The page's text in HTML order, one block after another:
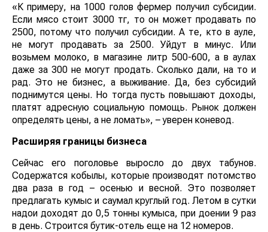
«К примеру, на 1000 голов фермер получил субсидии.
Если мясо стоит 3000 тг, то он может продавать по
2500, потому что получил субсидии. А те, кто в ауле,
не могут продавать за 2500. Уйдут в минус. Или
возьмем молоко, в магазине литр 500-600, а в аулах
даже за 300 не могут продать. Сколько дали, на то и
рад. Это не бизнес, а выживание. Да, без субсидий
поднимутся цены. Но тогда пусть повышают доходы,
платят адресную социальную помощь. Рынок должен
определять цены, а не ломать», – уверен коневод.
Расширяя границы бизнеса
Сейчас его поголовье выросло до двух табунов.
Содержатся кобылы, которые производят потомство
два раза в год – осенью и весной. Это позволяет
предлагать кумыс и саумал круглый год. Летом в сутки
надои доходят до 0,5 тонны кумыса, при доении 9 раз
в день. Строится бутик-отель еще на 12 номеров.